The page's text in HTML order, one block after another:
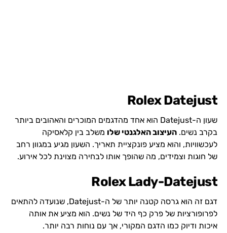
Rolex Datejust
שעון ה-Datejust הוא אחד מהדגמים המוכרים והאהובים ביותר
בקרב נשים. העיצוב האלגנטי שלו משלב בין קלאסיקה
לעכשוויות, והוא מציע פונקציית תאריך. השעון מגיע במגוון רחב
של חוגות וצמידים, מה שהופך אותו לבחירה מצוינת לכל אירוע.
Rolex Lady-Datejust
דגם זה הוא גרסה קטנה יותר של ה-Datejust, שנועדה להתאים
לפרופורציות של פרק כף היד של נשים. הוא מציע את אותה
איכות ודיוק כמו הדגם המקורי, אך עם נוחות רבה יותר.